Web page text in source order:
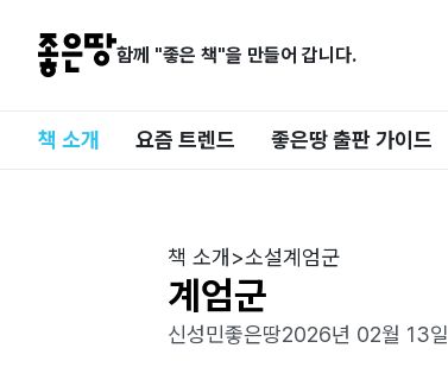
함께 "좋은 책"을 만들어 갑니다.
책 소개 요즘 트렌드 좋은땅 출판 가이드
책 소개 >소설계엄군
계엄군
신성민좋은땅2026년 02월 13일